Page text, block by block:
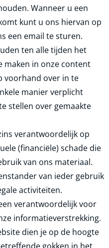
Wanneer u een
kunt u ons hiervan op
een email te sturen.
ten alle tijden het
maken in onze content
voorhand over in te
manier verplicht
stellen over gemaakte
verantwoordelijk op
(financiële) schade die
van ons materiaal.
van ieder gebruik
activiteiten.
verantwoordelijk voor
informatieverstrekking.
dien je op de hoogte